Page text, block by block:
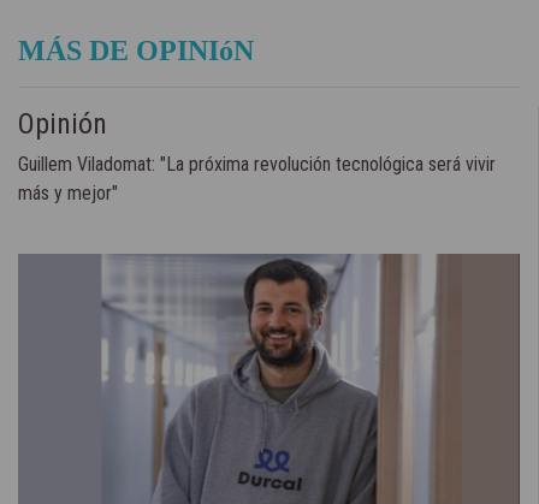
MÁS DE OPINIóN
Opinión
Guillem Viladomat: "La próxima revolución tecnológica será vivir
más y mejor"